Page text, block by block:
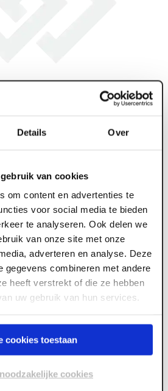
Details Over
van cookies
om content en advertenties te
voor social media te bieden
te analyseren. Ook delen we
van onze site met onze
adverteren en analyse. Deze
gegevens combineren met andere
heeft verstrekt of die ze hebben
uw gebruik van hun services.
cookies toestaan
cookies
SUMMERHEAT assorted
een account aan om toegang
in voor prijzen